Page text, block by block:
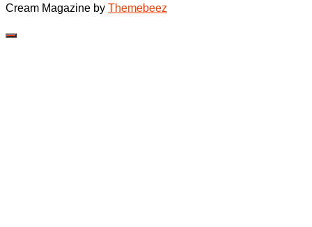
Cream Magazine by Themebeez